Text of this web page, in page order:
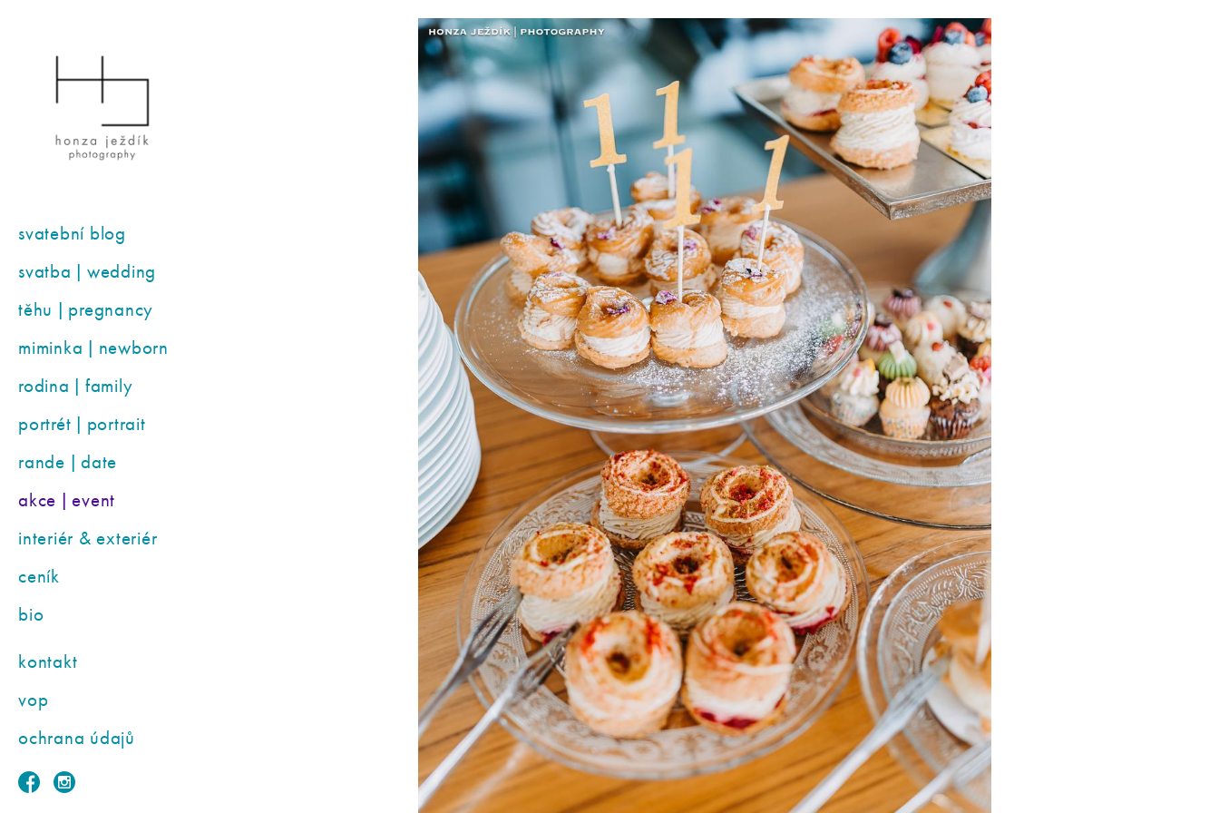
svatební blog
svatba | wedding
těhu | pregnancy
miminka | newborn
rodina | family
portrét | portrait
rande | date
akce | event
interiér & exteriér
ceník
bio
kontakt
vop
ochrana údajů